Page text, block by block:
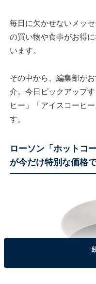
毎日に欠かせないメッ
の買い物や食事がお得
います。
その中から、編集部が
介。今日ピックアップ
ヒー」「アイスコーヒ
す。
ローソン「ホットコ
が今だけ特別な価格